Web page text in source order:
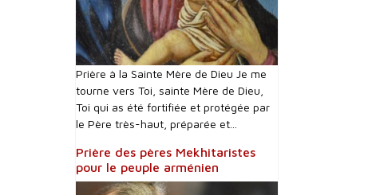
Prière à la Sainte Mère de Dieu Je me
tourne vers Toi, sainte Mère de Dieu,
Toi qui as été fortifiée et protégée par
le Père très-haut, préparée et...
Prière des pères Mekhitaristes
pour le peuple arménien